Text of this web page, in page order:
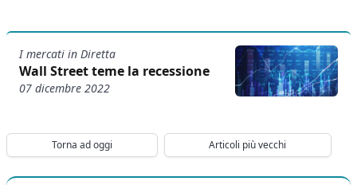
I mercati in Diretta
Wall Street teme la recessione
07 dicembre 2022
Torna ad oggi Articoli più vecchi